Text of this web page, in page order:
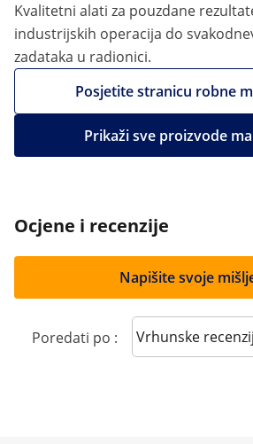
Kvalitetni alati za pouzdane
industrijskih operacija do
zadataka u radionici.
Posjetite stranicu robne
Prikaži sve proizvode
Ocjene i recenzije
Napišite svoje
Poredati po : Sort reviews